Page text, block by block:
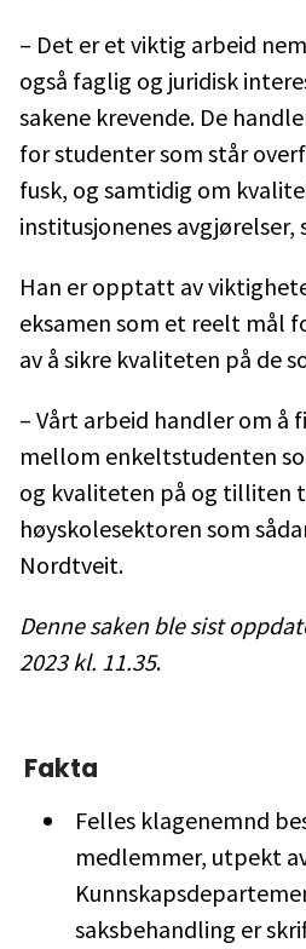
– Det er et viktig arbeid
også faglig og juridisk
sakene krevende. De
for studenter som står
fusk, og samtidig om
institusjonenes avgjørelser,
Han er opptatt av
eksamen som et reelt mål
av å sikre kvaliteten på de
– Vårt arbeid handler om å
mellom enkeltstudenten
og kvaliteten på og tilliten
høyskolesektoren som
Nordtveit.
Denne saken ble sist
2023 kl. 11.35.
Fakta
Felles klagenemnd
medlemmer, utpekt
saksbehandling er